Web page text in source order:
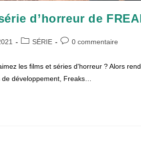
d’horreur de
PostSÉRIE
Commentaires
0 commentaire
les films et séries d'horreur ? Alors
développement, Freaks…